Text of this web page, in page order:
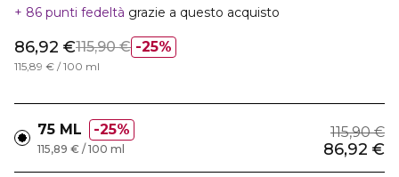
86 punti fedeltà grazie a questo acquisto
25%
86,92 €115,90 €
115,89 € / 100 ml
75 ML 25% 115,90 €
86,92 €
115,89 € / 100 ml